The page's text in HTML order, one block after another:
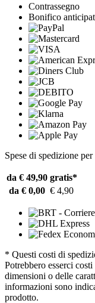
Contrassegno
Bonifico
Spese di spedizione
da € 49,90 gratis*
da € 0,00 € 4,90
* Questi costi di
Potrebbero esserci
dimensioni o delle
informazioni sono
prodotto.